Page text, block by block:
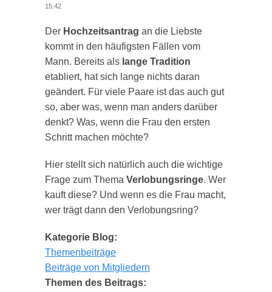
15:42
Der Hochzeitsantrag an die Liebste
kommt in den häufigsten Fällen vom
Mann. Bereits als lange Tradition
etabliert, hat sich lange nichts daran
geändert. Für viele Paare ist das auch gut
so, aber was, wenn man anders darüber
denkt? Was, wenn die Frau den ersten
Schritt machen möchte?
Hier stellt sich natürlich auch die wichtige
Frage zum Thema Verlobungsringe. Wer
kauft diese? Und wenn es die Frau macht,
wer trägt dann den Verlobungsring?
Kategorie Blog:
Themenbeiträge
Beiträge von Mitgliedern
Themen des Beitrags: